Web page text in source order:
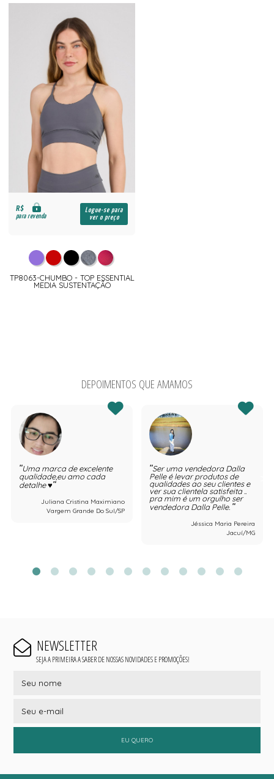
R$
para revenda
Logue-se para
ver o preço
TP8063-CHUMBO - TOP ESSENTIAL
MEDIA SUSTENTAÇÃO
DEPOIMENTOS QUE AMAMOS
Uma marca de excelente
qualidade,eu amo cada
detalhe ♥️
Juliana Cristina Maximiano
Vargem Grande Do Sul/SP
Ser uma vendedora Dalla
Pelle é levar produtos de
qualidades ao seu clientes e
ver sua clientela satisfeita ..
pra mim é um orgulho ser
vendedora Dalla Pelle.
Jéssica Maria Pereira
Jacuí/MG
NEWSLETTER
SEJA A PRIMEIRA A SABER DE NOSSAS NOVIDADES E PROMOÇÕES!
EU QUERO